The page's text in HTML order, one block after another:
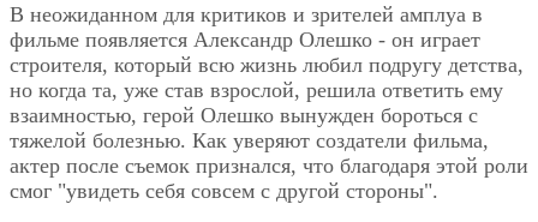
В неожиданном для критиков и зрителей амплуа в
фильме появляется Александр Олешко - он играет
строителя, который всю жизнь любил подругу детства,
но когда та, уже став взрослой, решила ответить ему
взаимностью, герой Олешко вынужден бороться с
тяжелой болезнью. Как уверяют создатели фильма,
актер после съемок признался, что благодаря этой роли
смог "увидеть себя совсем с другой стороны".